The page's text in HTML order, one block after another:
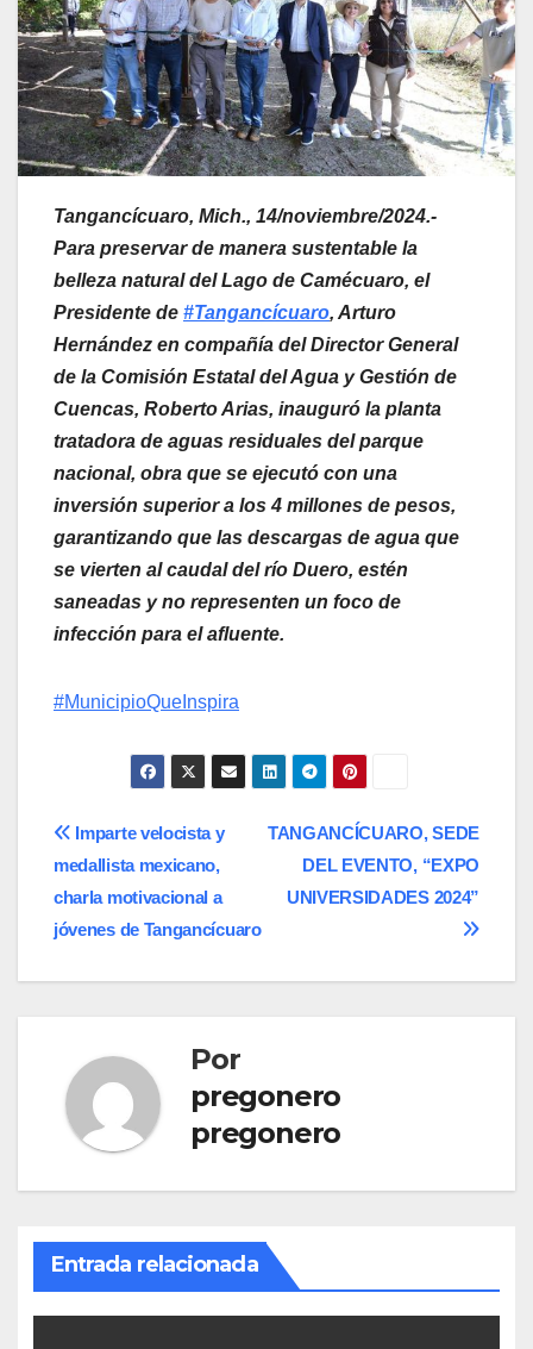
Tangancícuaro, Mich., 14/noviembre/2024.-
Para preservar de manera sustentable la
belleza natural del Lago de Camécuaro, el
Presidente de #Tangancícuaro, Arturo
Hernández en compañía del Director General
de la Comisión Estatal del Agua y Gestión de
Cuencas, Roberto Arias, inauguró la planta
tratadora de aguas residuales del parque
nacional, obra que se ejecutó con una
inversión superior a los 4 millones de pesos,
garantizando que las descargas de agua que
se vierten al caudal del río Duero, estén
saneadas y no representen un foco de
infección para el afluente.
#MunicipioQueInspira
Navegación
de
entradas
TANGANCÍCUARO, SEDE
DEL EVENTO, “EXPO
UNIVERSIDADES 2024”
Imparte velocista y
medallista mexicano,
charla motivacional a
jóvenes de Tangancícuaro
Por
pregonero
pregonero
Entrada relacionada